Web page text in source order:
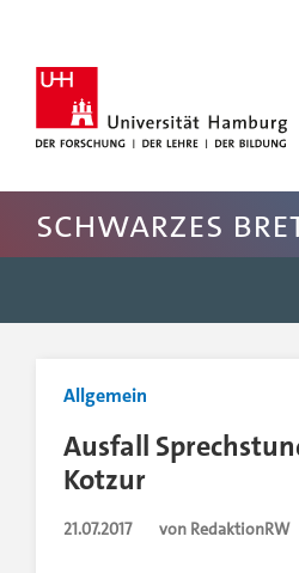
Rechte Spalte anspringen
Fussbereich der Seite anspringen
Allgemein
Ausfall
Kotzur
21.07.2017 von RedaktionRW